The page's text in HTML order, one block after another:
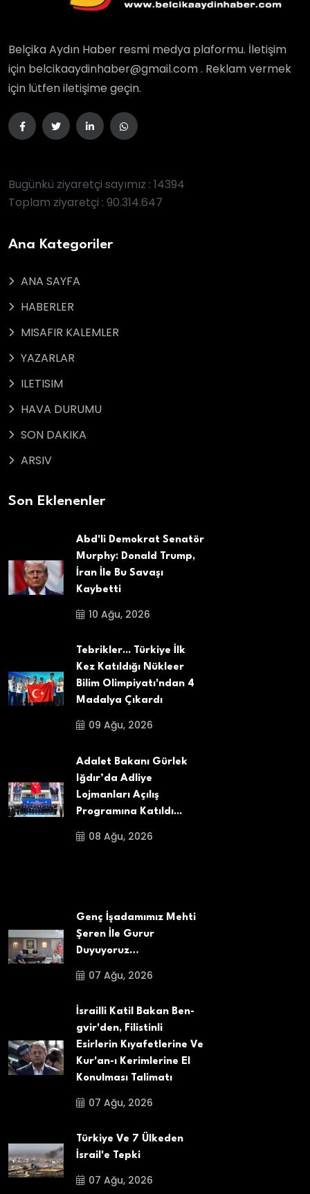
Belçika Aydın Haber resmi medya plaformu. İletişim
için belcikaaydinhaber@gmail.com . Reklam vermek
için lütfen iletişime geçin.
Bugünkü ziyaretçi sayımız : 14394
Toplam ziyaretçi : 90.314.647
Ana Kategoriler
ANA SAYFA
HABERLER
MISAFIR KALEMLER
YAZARLAR
ILETISIM
HAVA DURUMU
SON DAKIKA
ARSIV
Son Eklenenler
Abd'li Demokrat Senatör
Murphy: Donald Trump,
İran İle Bu Savaşı
Kaybetti
10 Ağu, 2026
Tebrikler... Türkiye İlk
Kez Katıldığı Nükleer
Bilim Olimpiyatı'ndan 4
Madalya Çıkardı
09 Ağu, 2026
Adalet Bakanı Gürlek
Iğdır’da Adliye
Lojmanları Açılış
Programına Katıldı...
08 Ağu, 2026
Genç İşadamımız Mehti
Şeren İle Gurur
Duyuyoruz…
07 Ağu, 2026
İsrailli Katil Bakan Ben-
gvir'den, Filistinli
Esirlerin Kıyafetlerine Ve
Kur'an-ı Kerimlerine El
Konulması Talimatı
07 Ağu, 2026
Türkiye Ve 7 Ülkeden
İsrail'e Tepki
07 Ağu, 2026